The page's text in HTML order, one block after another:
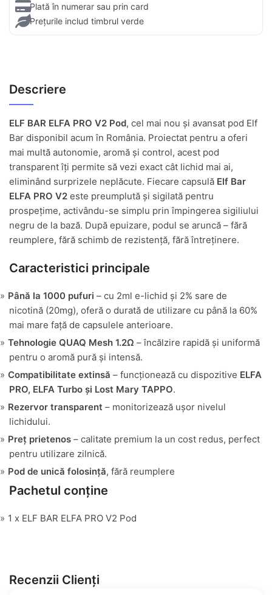
Plată în numerar sau prin card
Prețurile includ timbrul verde
Descriere
ELF BAR ELFA PRO V2 Pod, cel mai nou și avansat pod Elf
Bar disponibil acum în România. Proiectat pentru a oferi
mai multă autonomie, aromă și control, acest pod
transparent îți permite să vezi exact cât lichid mai ai,
eliminând surprizele neplăcute. Fiecare capsulă Elf Bar
ELFA PRO V2 este preumplută și sigilată pentru
prospețime, activându-se simplu prin împingerea sigiliului
negru de la bază. După epuizare, podul se aruncă – fără
reumplere, fără schimb de rezistență, fără întreținere.
Caracteristici principale
Până la 1000 pufuri – cu 2ml e-lichid și 2% sare de
nicotină (20mg), oferă o durată de utilizare cu până la 60%
mai mare față de capsulele anterioare.
Tehnologie QUAQ Mesh 1.2Ω – încălzire rapidă și uniformă
pentru o aromă pură și intensă.
Compatibilitate extinsă – funcționează cu dispozitive ELFA
PRO, ELFA Turbo și Lost Mary TAPPO.
Rezervor transparent – monitorizează ușor nivelul
lichidului.
Preț prietenos – calitate premium la un cost redus, perfect
pentru utilizare zilnică.
Pod de unică folosință, fără reumplere
Pachetul conține
1 x ELF BAR ELFA PRO V2 Pod
Recenzii Clienți